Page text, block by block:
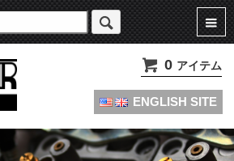
ターのオーバーホールやセッティングパーツは
0 アイテム
ENGLISH SITE